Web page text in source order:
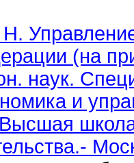
(на
наук.
и